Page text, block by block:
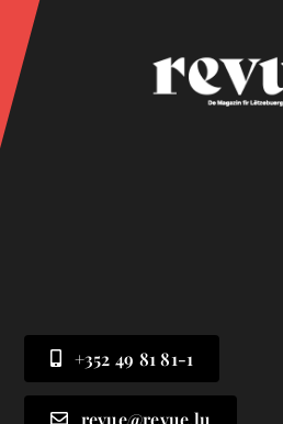
+352 49 81 81-1
revue@revue.lu